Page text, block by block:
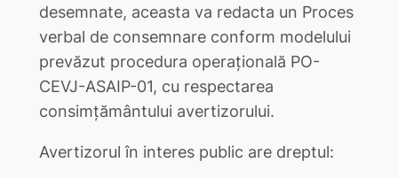
desemnate, aceasta va redacta un Proces
verbal de consemnare conform modelului
prevăzut procedura operațională PO-
CEVJ-ASAIP-01, cu respectarea
consimțământului avertizorului.
Avertizorul în interes public are dreptul: